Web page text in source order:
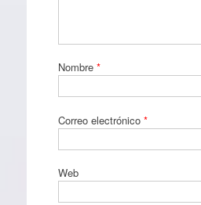
Nombre *
Correo electrónico *
Web